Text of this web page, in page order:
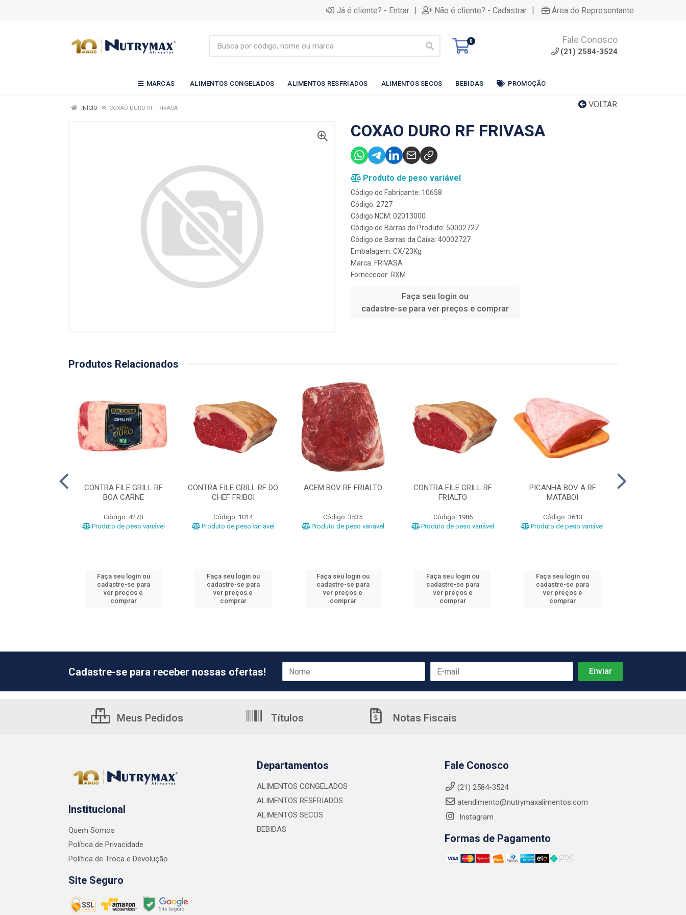
Já é cliente? - Entrar | Não é cliente? - Cadastrar | Área do Representante
0 Fale Conosco
(21) 2584-3524
MARCAS ALIMENTOS CONGELADOS ALIMENTOS RESFRIADOS ALIMENTOS SECOS BEBIDAS PROMOÇÃO
VOLTAR
INÍCIO COXAO DURO RF FRIVASA
COXAO DURO RF FRIVASA
Produto de peso variável
Código do Fabricante: 10658
Código: 2727
Código NCM: 02013000
Código de Barras do Produto: 50002727
Código de Barras da Caixa: 40002727
Embalagem: CX/23Kg
Marca: FRIVASA
Fornecedor: RXM
Faça seu login ou
cadastre-se para ver preços e comprar
Produtos Relacionados
CONTRA FILE GRILL RF
BOA CARNE
Código: 4270
Produto de peso variável
Faça seu login ou
cadastre-se para
ver preços e
comprar
CONTRA FILE GRILL RF DO
CHEF FRIBOI
Código: 1014
Produto de peso variável
Faça seu login ou
cadastre-se para
ver preços e
comprar
ACEM BOV RF FRIALTO
Código: 3535
Produto de peso variável
Faça seu login ou
cadastre-se para
ver preços e
comprar
CONTRA FILE GRILL RF
FRIALTO
Código: 1986
Produto de peso variável
Faça seu login ou
cadastre-se para
ver preços e
comprar
PICANHA BOV A RF
MATABOI
Código: 3613
Produto de peso variável
Faça seu login ou
cadastre-se para
ver preços e
comprar
Cadastre-se para receber nossas ofertas!
Meus Pedidos Títulos Notas Fiscais
Institucional
Quem Somos
Política de Privacidade
Política de Troca e Devolução
Site Seguro
Departamentos
ALIMENTOS CONGELADOS
ALIMENTOS RESFRIADOS
ALIMENTOS SECOS
BEBIDAS
Fale Conosco
(21) 2584-3524
atendimento@nutrymaxalimentos.com
Instagram
Formas de Pagamento